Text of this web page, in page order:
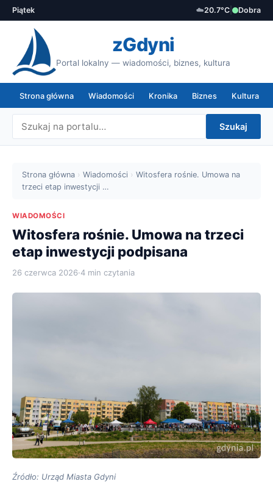
Piątek ☁️20.7°C Dobra
zGdyni
Portal lokalny — wiadomości, biznes, kultura
Strona główna Wiadomości Kronika Biznes Kultura
Szukaj
Strona główna › Wiadomości › Witosfera rośnie. Umowa na
trzeci etap inwestycji …
WIADOMOŚCI
Witosfera rośnie. Umowa na trzeci
etap inwestycji podpisana
26 czerwca 2026·4 min czytania
Źródło: Urząd Miasta Gdyni